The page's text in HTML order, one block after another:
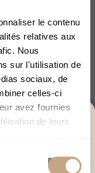
le contenu
relatives aux
Nous
sur l'utilisation de
sociaux, de
celles-ci
avez fournies
de leurs
+18
Perplexity
Article suivant